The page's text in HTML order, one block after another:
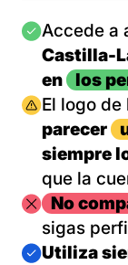
Imagen
Accede a
Castilla-
en
los
Imagen
El logo de
parecer
siempre
que la
Imagen
No
sigas
Imagen
Utiliza